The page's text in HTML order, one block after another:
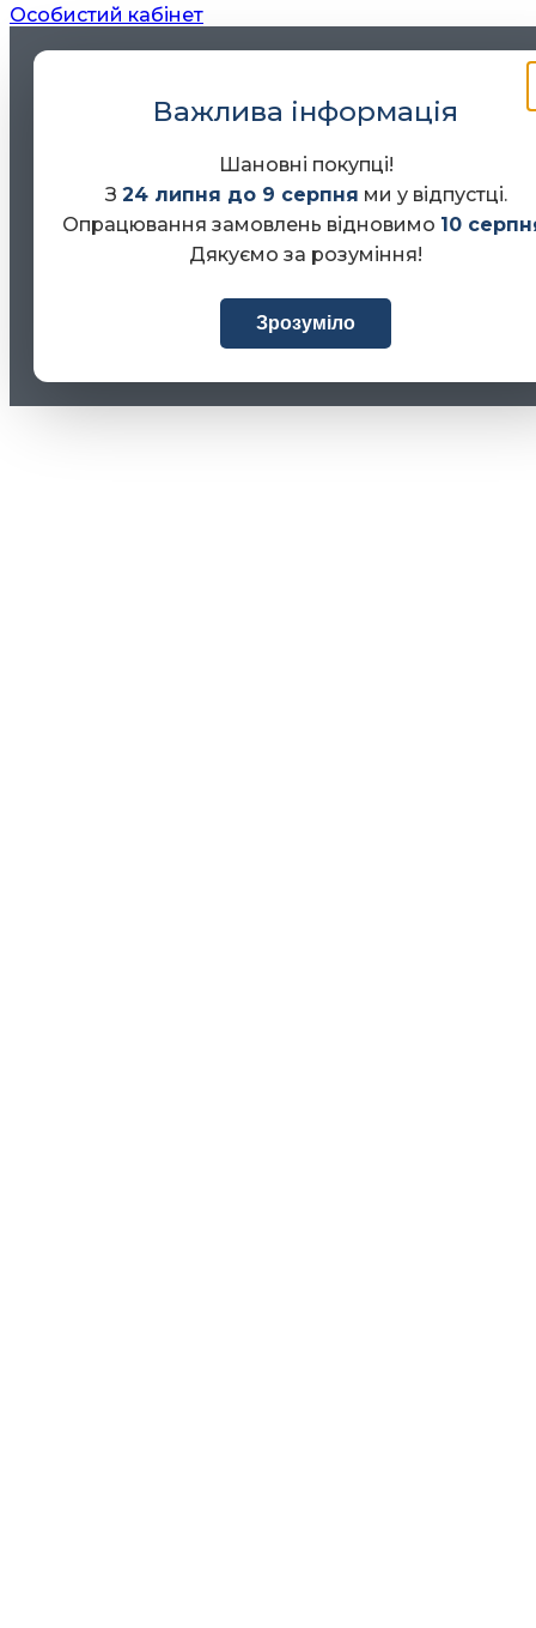
Особистий кабінет
Важлива інформація
Шановні покупці!
З 24 липня до 9 серпня ми у відпустці.
Опрацювання замовлень відновимо 10
Дякуємо за розуміння!
Зрозуміло